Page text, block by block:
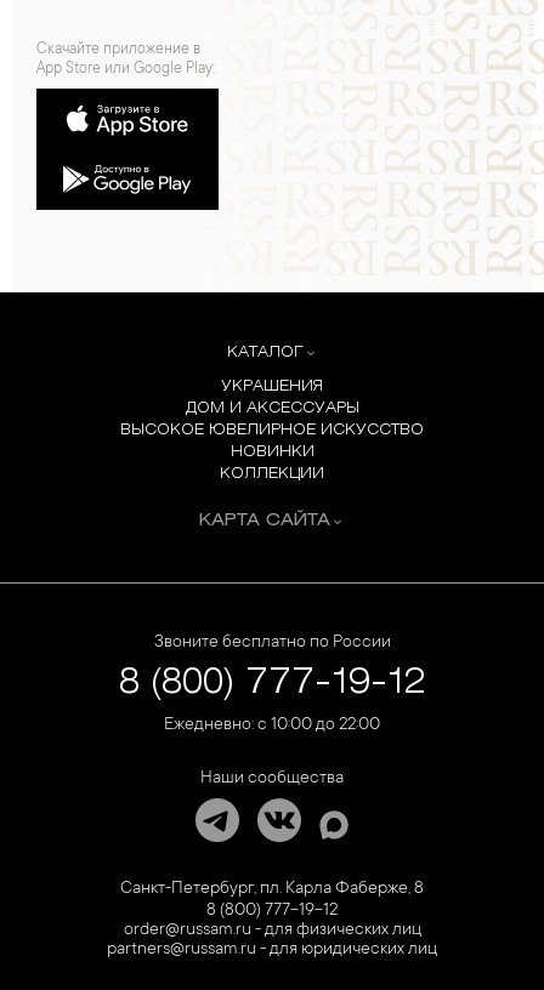
Скачайте приложение в
App Store или Google Play:
КАТАЛОГ
УКРАШЕНИЯ
ДОМ И АКСЕССУАРЫ
ВЫСОКОЕ ЮВЕЛИРНОЕ ИСКУССТВО
НОВИНКИ
КОЛЛЕКЦИИ
КАРТА САЙТА
Звоните бесплатно по России
8 (800) 777-19-12
Ежедневно: с 10:00 до 22:00
Наши сообщества
Санкт-Петербург, пл. Карла Фаберже, 8
8 (800) 777-19-12
order@russam.ru - для физических лиц
partners@russam.ru - для юридических лиц